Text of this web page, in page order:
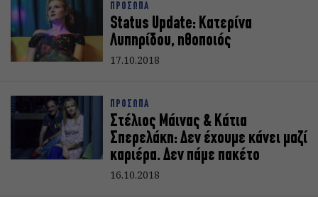
ΠΡΟΣΩΠΑ
Status Update: Κατερίνα
Λυπηρίδου, ηθοποιός
17.10.2018
ΠΡΟΣΩΠΑ
Στέλιος Μάινας & Κάτια
Σπερελάκη: Δεν έχουμε κάνει μαζί
καριέρα. Δεν πάμε πακέτο
16.10.2018